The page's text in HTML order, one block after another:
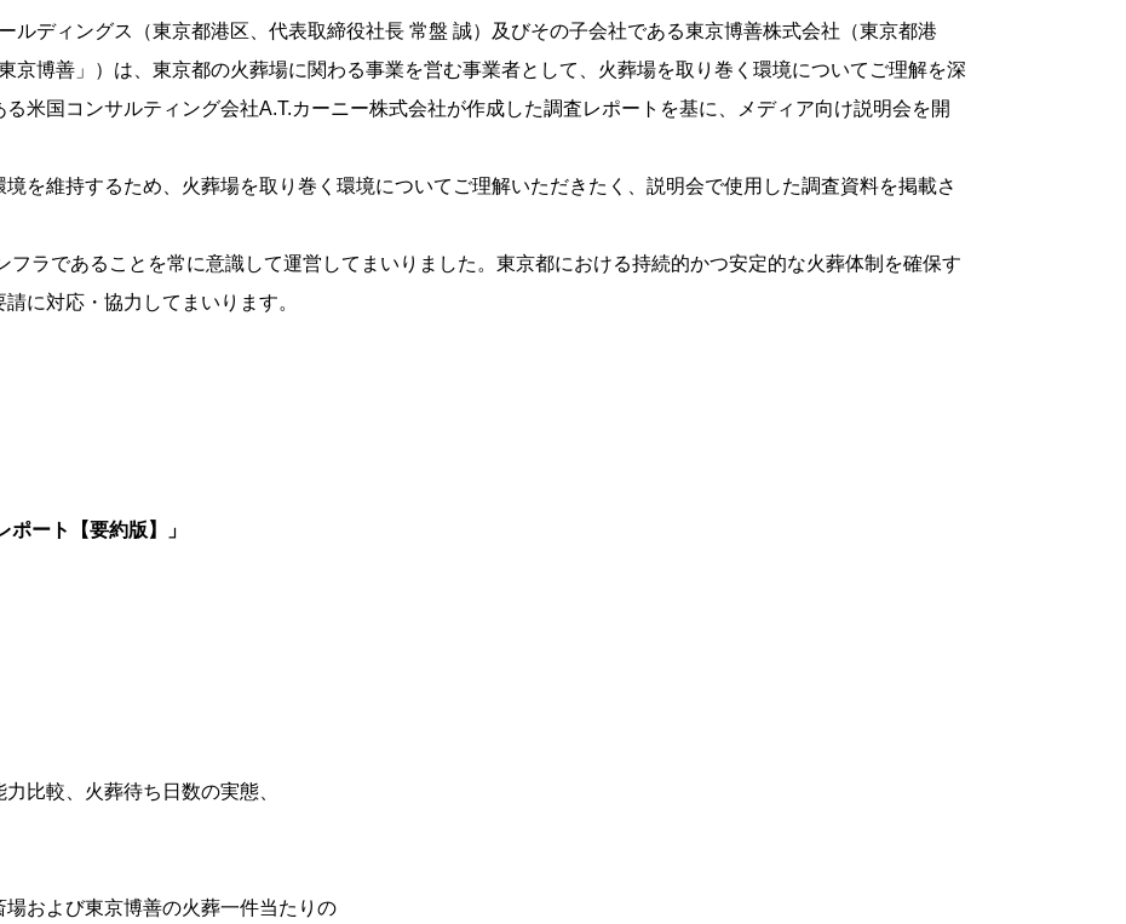
ディングス（東京都港区、代表取締役社長 常盤 誠）及びその子会社である東京博善株式会社（東京都港
京博善」）は、東京都の火葬場に関わる事業を営む事業者として、火葬場を取り巻く環境についてご理解を深
米国コンサルティング会社A.T.カーニー株式会社が作成した調査レポートを基に、メディア向け説明会を開
を維持するため、火葬場を取り巻く環境についてご理解いただきたく、説明会で使用した調査資料を掲載さ
ラであることを常に意識して運営してまいりました。東京都における持続的かつ安定的な火葬体制を確保す
に対応・協力してまいります。
ート【要約版】」
比較、火葬待ち日数の実態、
および東京博善の火葬一件当たりの